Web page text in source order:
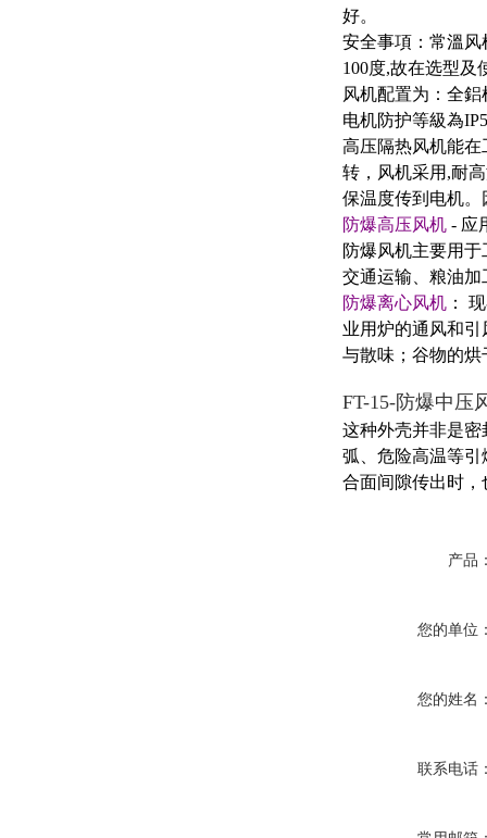
好。
安全事項：常溫
100度,故在选型及
风机配置为：全
电机防护等級為
高压隔热风机能
转，风机采用,耐
保温度传到电机。
防爆高压风机 - 应
防爆风机主要用
交通运输、粮油加
防爆离心风机 ：
业用炉的通风和
与散味；谷物的
FT-15-防爆中压
这种外壳并非是
弧、危险高温等
合面间隙传出时
产品
您的单位
您的姓名
联系电话